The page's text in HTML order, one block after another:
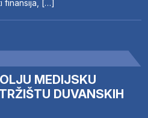
finansija, […]
MEDIJSKU
DUVANSKIH